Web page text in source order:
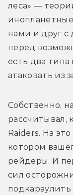
леса» —
нами и друг с
перед
есть два типа
атаковать из
Собственно,
рассчитывал,
Raiders. На
котором
рейдеры. И
сил
подкараулить